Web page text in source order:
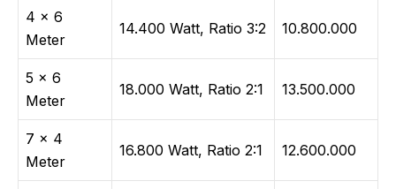
4 × 6
Meter
14.400 Watt, Ratio 3:2 10.800.000
5 × 6
Meter
18.000 Watt, Ratio 2:1 13.500.000
7 × 4
Meter
16.800 Watt, Ratio 2:1 12.600.000